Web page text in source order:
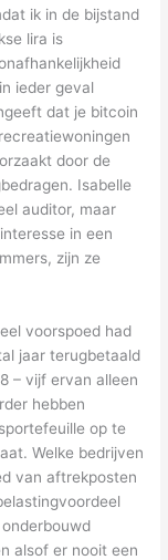
ik in de bijstand
lira is
ieder geval
dat je bitcoin
door de
Isabelle
auditor, maar
in een
zijn ze
voorspoed had
jaar terugbetaald
– vijf ervan alleen
hebben
op te
Welke bedrijven
van aftrekposten
alsof er nooit een